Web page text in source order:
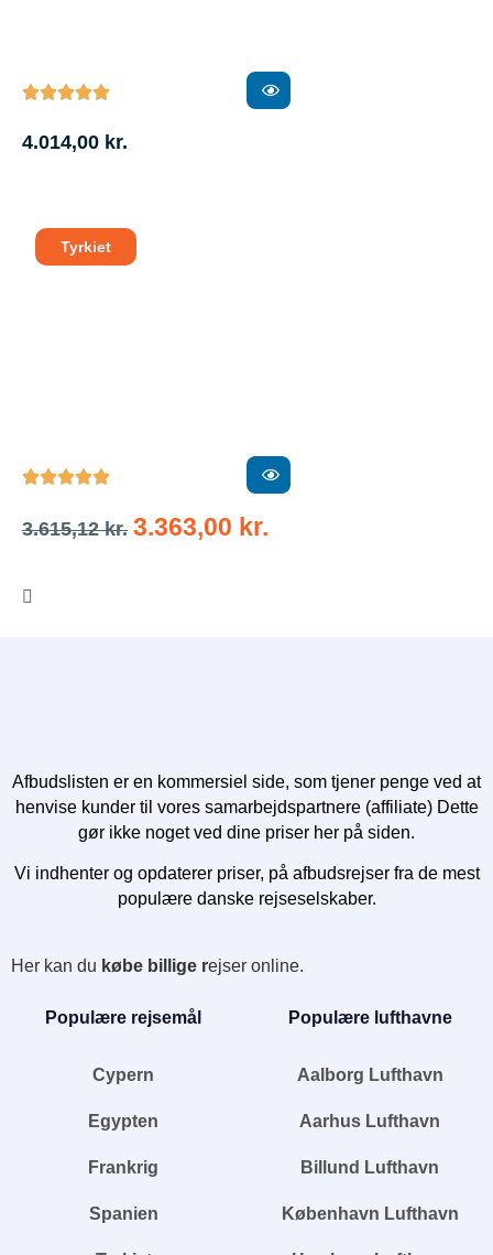

4.014,00 kr.
Tyrkiet

3.615,12kr. 3.363,00 kr.
Afbudslisten er en kommersiel side, som tjener penge ved at
henvise kunder til vores samarbejdspartnere (affiliate) Dette
gør ikke noget ved dine priser her på siden.
Vi indhenter og opdaterer priser, på afbudsrejser fra de mest
populære danske rejseselskaber.
Her kan du købe billige rejser online.
Populære rejsemål
Cypern
Egypten
Frankrig
Spanien
Populære lufthavne
Aalborg Lufthavn
Aarhus Lufthavn
Billund Lufthavn
København Lufthavn